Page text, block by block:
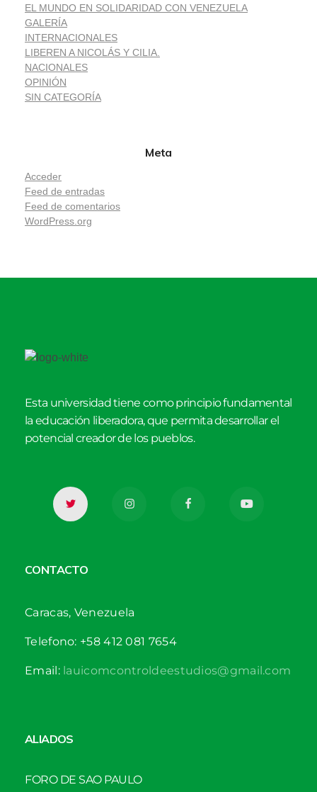
EL MUNDO EN SOLIDARIDAD CON VENEZUELA
GALERÍA
INTERNACIONALES
LIBEREN A NICOLÁS Y CILIA.
NACIONALES
OPINIÓN
SIN CATEGORÍA
Meta
Acceder
Feed de entradas
Feed de comentarios
WordPress.org
Esta universidad tiene como principio fundamental
la educación liberadora, que permita desarrollar el
potencial creador de los pueblos.
CONTACTO
Caracas, Venezuela
Telefono: +58 412 081 7654
Email:lauicomcontroldeestudios@gmail.com
ALIADOS
FORO DE SAO PAULO